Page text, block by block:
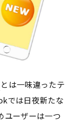
とは一味違ったテ
では日夜新たな
ユーザーは一つ